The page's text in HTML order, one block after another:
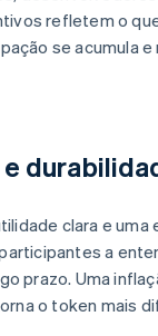
refletem o
se acumula
clara e
a
prazo. Uma
o token mais